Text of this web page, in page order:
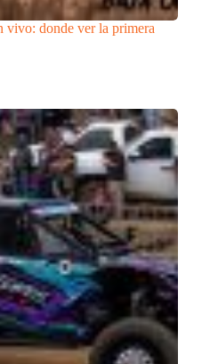
vivo: donde ver la primera